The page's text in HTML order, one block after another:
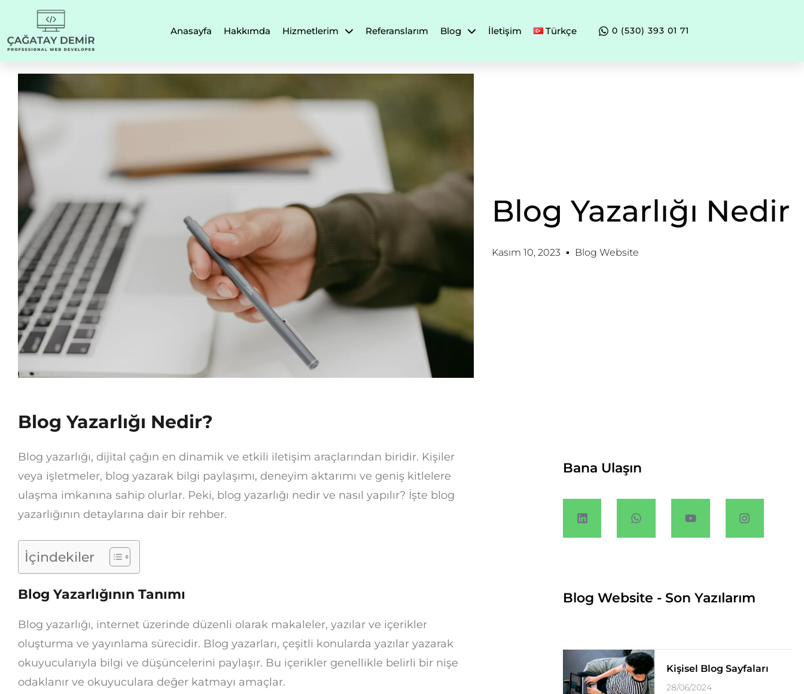
Anasayfa Hakkımda Hizmetlerim Referanslarım Blog İletişim Türkçe 0 (530) 393 01 71
Blog Yazarlığı Nedir
Kasım 10, 2023 Blog Website
Blog Yazarlığı Nedir?
Blog yazarlığı, dijital çağın en dinamik ve etkili iletişim araçlarından biridir. Kişiler
veya işletmeler, blog yazarak bilgi paylaşımı, deneyim aktarımı ve geniş kitlelere
ulaşma imkanına sahip olurlar. Peki, blog yazarlığı nedir ve nasıl yapılır? İşte blog
yazarlığının detaylarına dair bir rehber.
İçindekiler
Blog Yazarlığının Tanımı
Blog yazarlığı, internet üzerinde düzenli olarak makaleler, yazılar ve içerikler
oluşturma ve yayınlama sürecidir. Blog yazarları, çeşitli konularda yazılar yazarak
okuyucularıyla bilgi ve düşüncelerini paylaşır. Bu içerikler genellikle belirli bir nişe
odaklanır ve okuyuculara değer katmayı amaçlar.
Bana Ulaşın
Blog Website - Son Yazılarım
Kişisel Blog Sayfaları
28/06/2024